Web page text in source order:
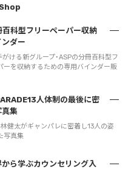
百科型フリーペーパー収納
ダー
がける新グループ・ASPの分冊百科型フ
ーを収納するための専用バインダー販
人体制の最後に密
真集
林健太がギャンパレに密着し13人の姿
写真集
から学ぶカウンセリング入